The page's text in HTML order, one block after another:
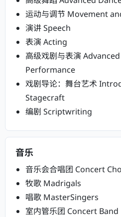
运动与调节 Movement
演讲 Speech
表演 Acting
高级戏剧与表演
Performance
戏剧导论：舞台艺术
Stagecraft
编剧 Scriptwriting
音乐
音乐会合唱团 Concert
牧歌 Madrigals
唱歌 MasterSingers
室内管乐团 Concert Band